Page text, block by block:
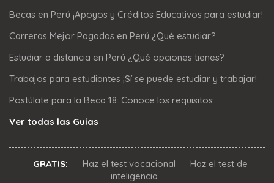
Becas en Perú ¡Apoyos y Créditos Educativos para estudiar!
Carreras Mejor Pagadas en Perú ¿Qué estudiar?
Estudiar a distancia en Perú ¿Qué opciones tienes?
Trabajos para estudiantes ¡Sí se puede estudiar y trabajar!
Postúlate para la Beca 18: Conoce los requisitos
Ver todas las Guías
GRATIS: Haz el test vocacional
Haz el test de
inteligencia